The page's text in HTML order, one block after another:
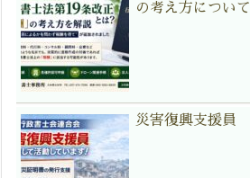
の考え方について
災害復興支援員